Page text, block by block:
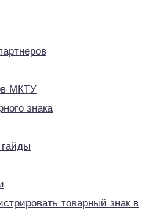
МКТУ
знака
товарный знак в